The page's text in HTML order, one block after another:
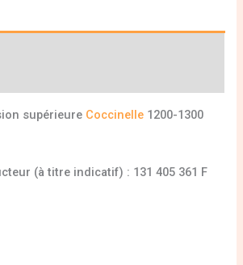
supérieure Coccinelle 1200-1300
(à titre indicatif) : 131 405 361 F